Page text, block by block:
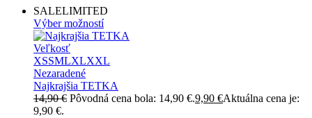
SALELIMITED
Výber možností
Veľkosť
XSSMLXLXXL
Nezaradené
Najkrajšia TETKA
14,90€ Pôvodná cena bola: 14,90 €.9,90 €Aktuálna cena je:
9,90 €.